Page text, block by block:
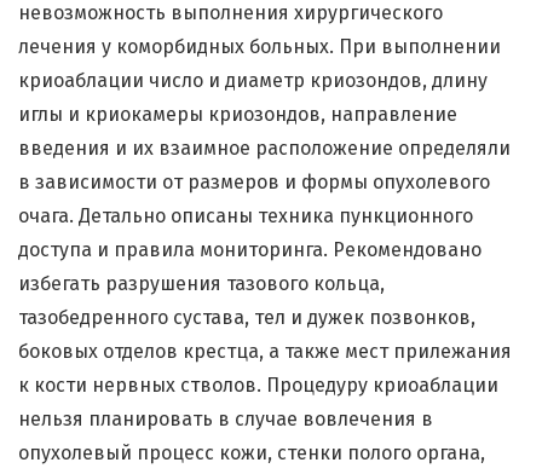
невозможность выполнения хирургического
лечения у коморбидных больных. При выполнении
криоаблации число и диаметр криозондов, длину
иглы и криокамеры криозондов, направление
введения и их взаимное расположение определяли
в зависимости от размеров и формы опухолевого
очага. Детально описаны техника пункционного
доступа и правила мониторинга. Рекомендовано
избегать разрушения тазового кольца,
тазобедренного сустава, тел и дужек позвонков,
боковых отделов крестца, а также мест прилежания
к кости нервных стволов. Процедуру криоаблации
нельзя планировать в случае вовлечения в
опухолевый процесс кожи, стенки полого органа,